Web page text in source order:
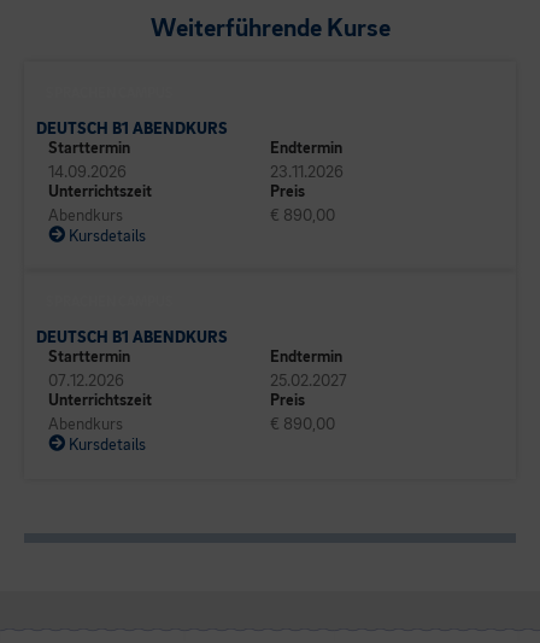
Weiterführende Kurse
DEUTSCH B1 ABENDKURS
Starttermin
14.09.2026
Endtermin
23.11.2026
Unterrichtszeit
Abendkurs
Preis
€ 890,00
Kursdetails
DEUTSCH B1 ABENDKURS
Starttermin
07.12.2026
Endtermin
25.02.2027
Unterrichtszeit
Abendkurs
Preis
€ 890,00
Kursdetails